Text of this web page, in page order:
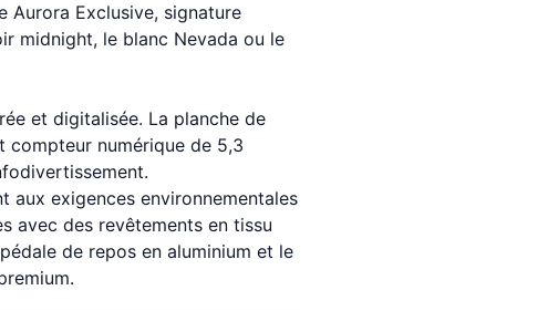
Aurora Exclusive, signature
midnight, le blanc Nevada ou le
et digitalisée. La planche de
compteur numérique de 5,3
aux exigences environnementales
avec des revêtements en tissu
de repos en aluminium et le